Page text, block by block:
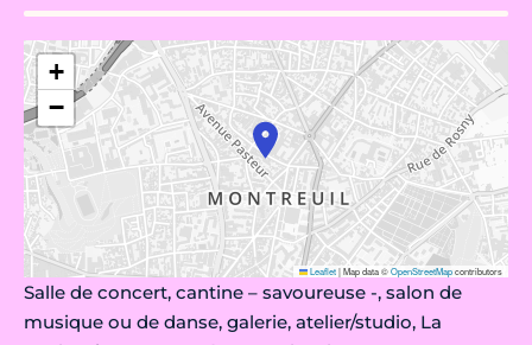
+
−
Leaflet|Map data ©OpenStreetMapcontributors
Salle de concert, cantine – savoureuse -, salon de
musique ou de danse, galerie, atelier/studio, La